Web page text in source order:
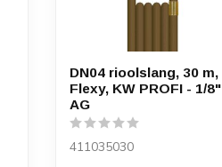
DN04 rioolslang, 30 m,
Flexy, KW PROFI - 1/8"
AG
411035030